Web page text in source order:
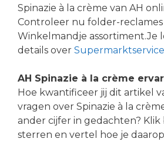
Spinazie à la crème van AH
Controleer nu folder-
Winkelmandje assortiment.Je
details over Supermarktservice
AH Spinazie à la crème
Hoe kwantificeer jij dit artikel
vragen over Spinazie à la
ander cijfer in gedachten? Klik
sterren en vertel hoe je